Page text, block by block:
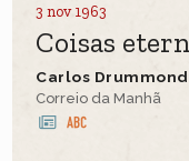
3 nov 1963
Coisas
Carlos
Correio da Manhã